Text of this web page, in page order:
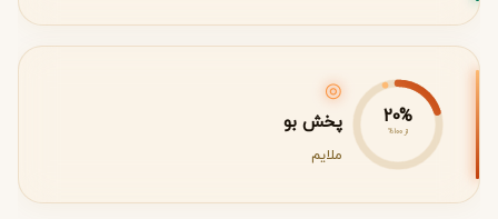
20%
از 100%
◎
پخش بو
ملایم